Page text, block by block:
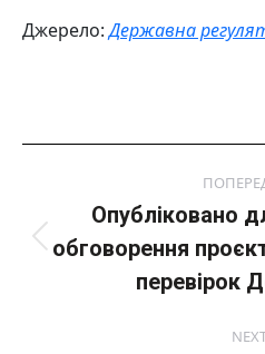
Джерело:Державна
Опубліковано
обговорення
перевірок